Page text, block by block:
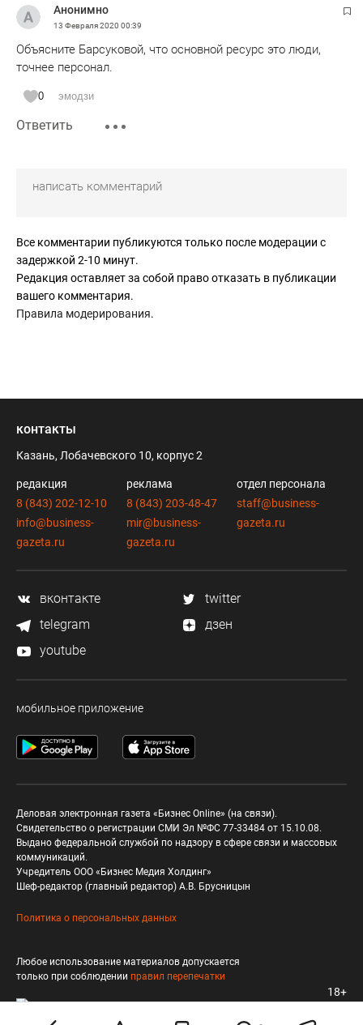
Анонимно
13 Февраля 2020 00:39
Объясните Барсуковой, что основной ресурс это люди,
точнее персонал.
0 эмодзи
Ответить
Все комментарии публикуются только после модерации с
задержкой 2-10 минут.
Редакция оставляет за собой право отказать в публикации
вашего комментария.
Правила модерирования.
контакты
Казань, Лобачевского 10, корпус 2
редакция
8 (843) 202-12-10
info@business-
gazeta.ru
реклама
8 (843) 203-48-47
mir@business-
gazeta.ru
отдел персонала
staff@business-
gazeta.ru
вконтакте
twitter
telegram
дзен
youtube
мобильное приложение
Деловая электронная газета «Бизнес Online» (на связи).
Свидетельство о регистрации СМИ Эл №ФС 77-33484 от 15.10.08.
Выдано федеральной службой по надзору в сфере связи и массовых
коммуникаций.
Учредитель ООО «Бизнес Медия Холдинг»
Шеф-редактор (главный редактор) А.В. Брусницын
Политика о персональных данных
Любое использование материалов допускается
только при соблюдении правил перепечатки
18+